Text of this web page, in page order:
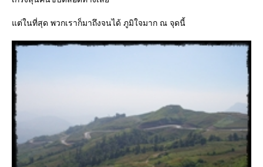
แต่ในที่สุด พวกเราก็มาถึงจนได้ ภูมิใจมาก ณ จุดนี้